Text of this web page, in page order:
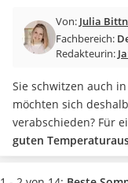
Außenleuchte mit
Ozongeneratoren
Konferenzmikrofon
Klappmatratze
Duschkopf mit Kalkfilter
Aktenvernichter
Bettgitter
Von: Julia
Fachbereich:
Redakteurin:
Sie schwitzen auch
möchten sich
verabschieden? Für
guten
eine leichte
Tabelle ein Modell